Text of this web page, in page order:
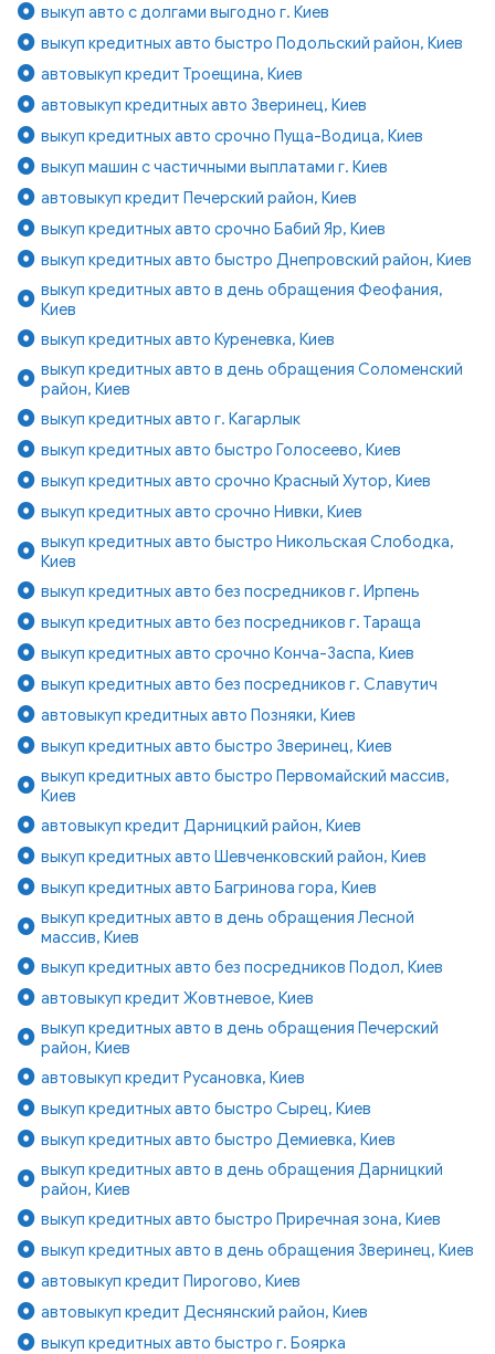
выкуп авто с долгами выгодно г. Киев
выкуп кредитных авто быстро Подольский район, Киев
автовыкуп кредит Троещина, Киев
автовыкуп кредитных авто Зверинец, Киев
выкуп кредитных авто срочно Пуща-Водица, Киев
выкуп машин с частичными выплатами г. Киев
автовыкуп кредит Печерский район, Киев
выкуп кредитных авто срочно Бабий Яр, Киев
выкуп кредитных авто быстро Днепровский район, Киев
выкуп кредитных авто в день обращения Феофания,
Киев
выкуп кредитных авто Куреневка, Киев
выкуп кредитных авто в день обращения Соломенский
район, Киев
выкуп кредитных авто г. Кагарлык
выкуп кредитных авто быстро Голосеево, Киев
выкуп кредитных авто срочно Красный Хутор, Киев
выкуп кредитных авто срочно Нивки, Киев
выкуп кредитных авто быстро Никольская Слободка,
Киев
выкуп кредитных авто без посредников г. Ирпень
выкуп кредитных авто без посредников г. Тараща
выкуп кредитных авто срочно Конча-Заспа, Киев
выкуп кредитных авто без посредников г. Славутич
автовыкуп кредитных авто Позняки, Киев
выкуп кредитных авто быстро Зверинец, Киев
выкуп кредитных авто быстро Первомайский массив,
Киев
автовыкуп кредит Дарницкий район, Киев
выкуп кредитных авто Шевченковский район, Киев
выкуп кредитных авто Багринова гора, Киев
выкуп кредитных авто в день обращения Лесной
массив, Киев
выкуп кредитных авто без посредников Подол, Киев
автовыкуп кредит Жовтневое, Киев
выкуп кредитных авто в день обращения Печерский
район, Киев
автовыкуп кредит Русановка, Киев
выкуп кредитных авто быстро Сырец, Киев
выкуп кредитных авто быстро Демиевка, Киев
выкуп кредитных авто в день обращения Дарницкий
район, Киев
выкуп кредитных авто быстро Приречная зона, Киев
выкуп кредитных авто в день обращения Зверинец, Киев
автовыкуп кредит Пирогово, Киев
автовыкуп кредит Деснянский район, Киев
выкуп кредитных авто быстро г. Боярка